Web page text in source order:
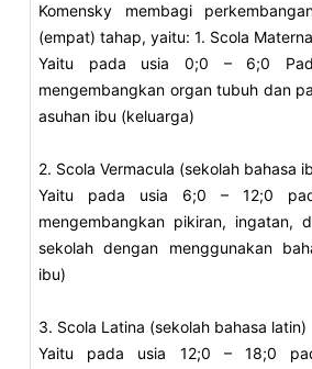
Komensky membagi
(empat) tahap, yaitu: 1. Scola
Yaitu pada usia 0;0 – 6;0
mengembangkan organ tubuh dan
asuhan ibu (keluarga)
2. Scola Vermacula (sekolah bahasa
Yaitu pada usia 6;0 – 12;0
mengembangkan pikiran, ingatan,
sekolah dengan menggunakan
ibu)
3. Scola Latina (sekolah bahasa latin)
Yaitu pada usia 12;0 – 18;0